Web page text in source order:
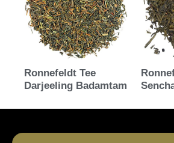
Ronnefeldt Tee
Darjeeling Badamtam